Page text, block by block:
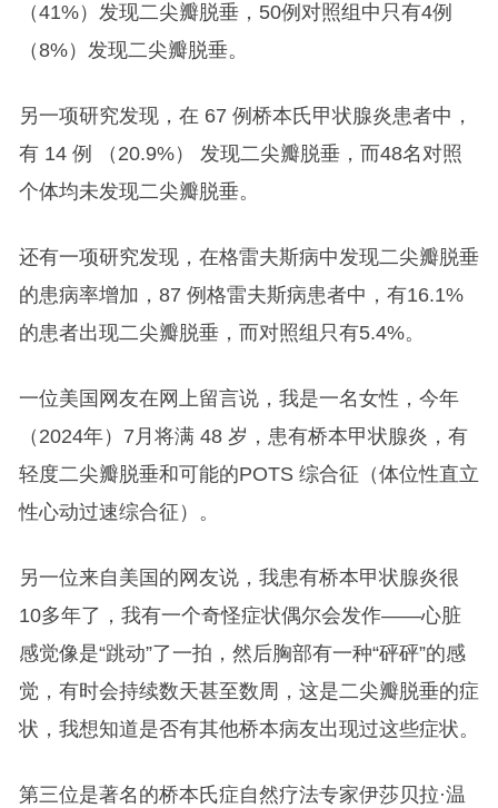
（41%）发现二尖瓣脱垂，50例对照组中只有4例
（8%）发现二尖瓣脱垂。
另一项研究发现，在 67 例桥本氏甲状腺炎患者中，
有 14 例 （20.9%） 发现二尖瓣脱垂，而48名对照
个体均未发现二尖瓣脱垂。
还有一项研究发现，在格雷夫斯病中发现二尖瓣脱垂
的患病率增加，87 例格雷夫斯病患者中，有16.1%
的患者出现二尖瓣脱垂，而对照组只有5.4%。
一位美国网友在网上留言说，我是一名女性，今年
（2024年）7月将满 48 岁，患有桥本甲状腺炎，有
轻度二尖瓣脱垂和可能的POTS 综合征（体位性直立
性心动过速综合征）。
另一位来自美国的网友说，我患有桥本甲状腺炎很
10多年了，我有一个奇怪症状偶尔会发作——心脏
感觉像是“跳动”了一拍，然后胸部有一种“砰砰”的感
觉，有时会持续数天甚至数周，这是二尖瓣脱垂的症
状，我想知道是否有其他桥本病友出现过这些症状。
第三位是著名的桥本氏症自然疗法专家伊莎贝拉·温